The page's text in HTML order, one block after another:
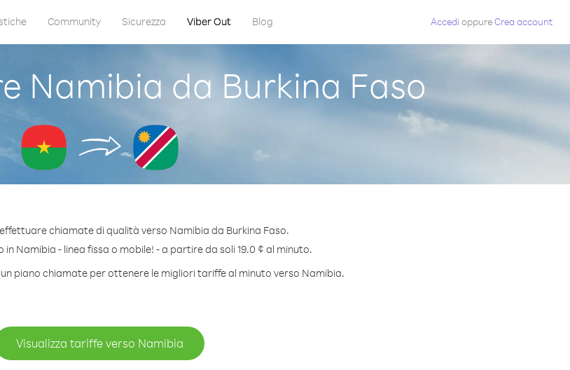
Community Sicurezza Viber Out Blog Accedi oppureCrea account
Namibia da Burkina Faso
chiamate di qualità verso Namibia da Burkina Faso.
in Namibia - linea fissa o mobile! - a partire da soli 19.0 ¢ al minuto.
piano chiamate per ottenere le migliori tariffe al minuto verso Namibia.
Visualizza tariffe verso Namibia